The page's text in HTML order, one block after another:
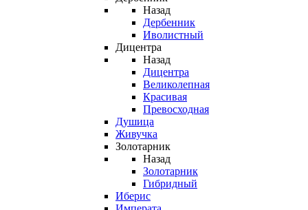
Назад
Дербенник
Иволистный
Дицентра
Назад
Дицентра
Великолепная
Красивая
Превосходная
Душица
Живучка
Золотарник
Назад
Золотарник
Гибридный
Иберис